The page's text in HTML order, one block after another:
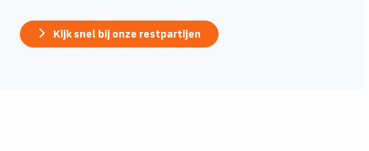
Kijk snel bij onze restpartijen